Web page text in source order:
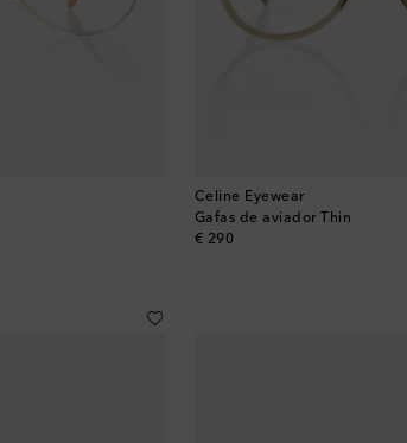
Celine Eyewear
Gafas de aviador Thin
€ 290
original price